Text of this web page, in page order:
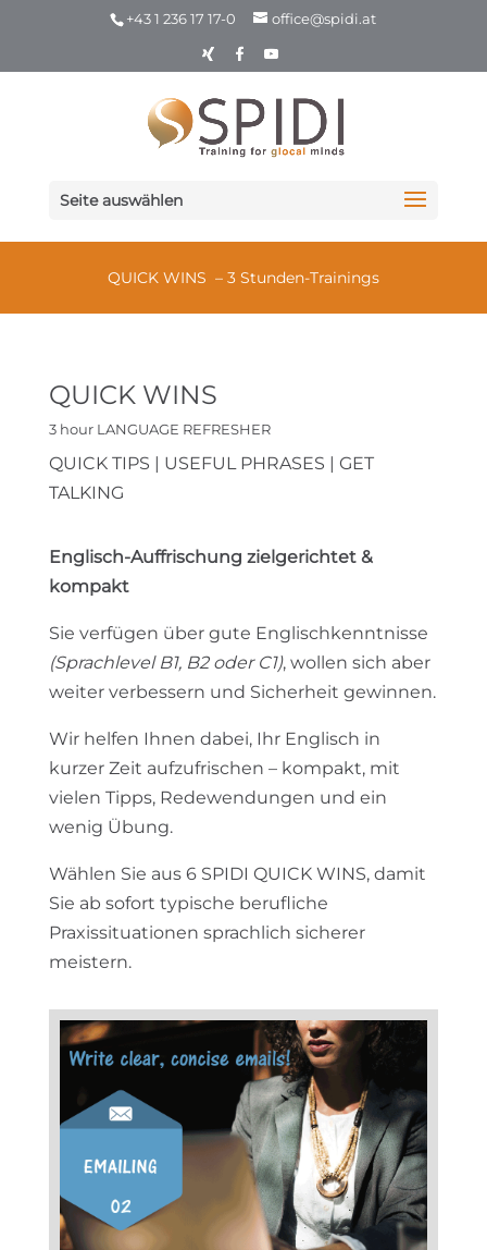
+43 1 236 17 17-0 office@spidi.at
Seite auswählen
QUICK WINS – 3 Stunden-Trainings
QUICK WINS
3 hour LANGUAGE REFRESHER
QUICK TIPS | USEFUL PHRASES | GET
TALKING
Englisch-Auffrischung zielgerichtet &
kompakt
Sie verfügen über gute Englischkenntnisse
(Sprachlevel B1, B2 oder C1), wollen sich aber
weiter verbessern und Sicherheit gewinnen.
Wir helfen Ihnen dabei, Ihr Englisch in
kurzer Zeit aufzufrischen – kompakt, mit
vielen Tipps, Redewendungen und ein
wenig Übung.
Wählen Sie aus 6 SPIDI QUICK WINS, damit
Sie ab sofort typische berufliche
Praxissituationen sprachlich sicherer
meistern.